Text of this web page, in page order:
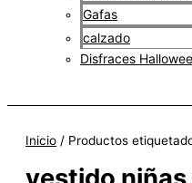
Gafas
calzado
Disfraces
Inicio / Productos